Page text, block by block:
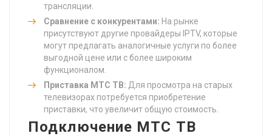
трансляции.
Сравнение с конкурентами: На рынке
присутствуют другие провайдеры IPTV, которые
могут предлагать аналогичные услуги по более
выгодной цене или с более широким
функционалом.
Приставка МТС ТВ: Для просмотра на старых
телевизорах потребуется приобретение
приставки, что увеличит общую стоимость.
Подключение МТС ТВ